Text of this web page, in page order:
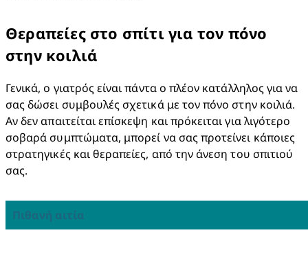
​Θεραπείες στο σπίτι για τον πόνο
στην κοιλιά
Γενικά, ο γιατρός είναι πάντα ο πλέον κατάλληλος για να
σας δώσει συμβουλές σχετικά με τον πόνο στην κοιλιά.
Αν δεν απαιτείται επίσκεψη και πρόκειται για λιγότερο
σοβαρά συμπτώματα, μπορεί να σας προτείνει κάποιες
στρατηγικές και θεραπείες, από την άνεση του σπιτιού
σας.
Πιθανή αιτία